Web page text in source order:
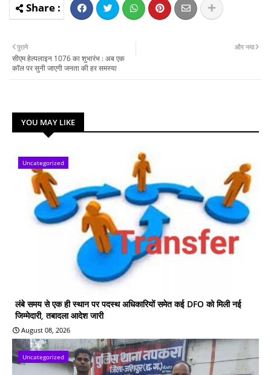
और नया
पुराने
सीएम हेल्पलाइन 1076 का शुभारंभ : अब एक
कॉल पर सुनी जाएगी जनता की हर समस्या
YOU MAY LIKE
Uncategorized
लंबे समय से एक ही स्थान पर पदस्थ अधिकारियों समेत कई DFO को मिली नई
जिम्मेदारी, तबादला आदेश जारी
August 08, 2026
Uncategorized